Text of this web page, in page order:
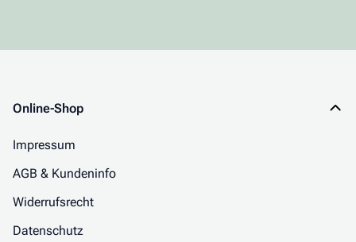
Online-Shop
Impressum
AGB & Kundeninfo
Widerrufsrecht
Datenschutz